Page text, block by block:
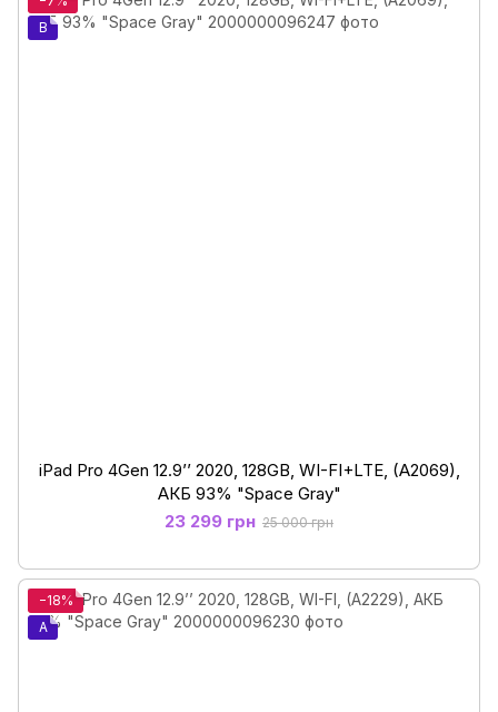
B
iPad Pro 4Gen 12.9’’ 2020, 128GB, WI-FI+LTE, (A2069),
АКБ 93% "Space Gray"
23 299 грн 25 000 грн
−18%
A